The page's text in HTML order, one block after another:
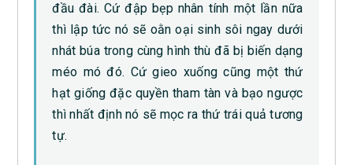
đầu đài. Cứ đập bẹp nhân tính một lần nữa
thì lập tức nó sẽ oằn oại sinh sôi ngay dưới
nhát búa trong cùng hình thù đã bị biến dạng
méo mó đó. Cứ gieo xuống cũng một thứ
hạt giống đặc quyền tham tàn và bạo ngược
thì nhất định nó sẽ mọc ra thứ trái quả tương
tự.